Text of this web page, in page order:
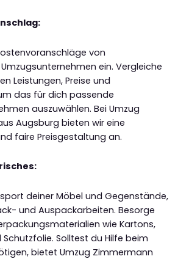
von
ein. Vergleiche
Leistungen, Preise und
das für dich passende
auszuwählen. Bei Umzug
Augsburg bieten wir eine
faire Preisgestaltung an.
deiner Möbel und Gegenstände,
und Auspackarbeiten. Besorge
wie Kartons,
Solltest du Hilfe beim
bietet Umzug Zimmermann